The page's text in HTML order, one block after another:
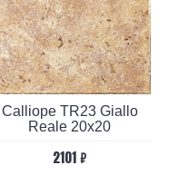
Calliope TR23 Giallo
Reale 20x20
2101 ₽